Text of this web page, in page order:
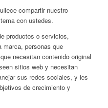
compartir nuestro
con ustedes.
productos o servicios,
marca, personas que
necesitan contenido original
sitios web y necesitan
sus redes sociales, y les
de crecimiento y